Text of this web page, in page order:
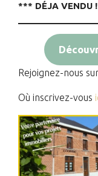
*** DÉJA VENDU
Rejoignez-nous
Où inscrivez-vous